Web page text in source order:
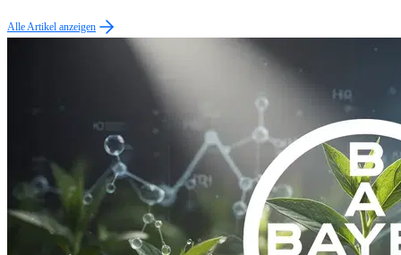
Alle Artikel anzeigen